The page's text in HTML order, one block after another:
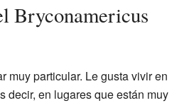
Bryconamericus
muy particular. Le gusta vivir en
decir, en lugares que están muy